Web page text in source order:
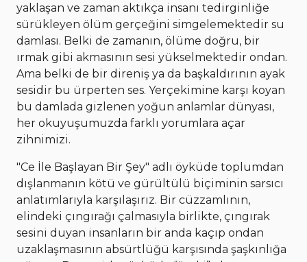
yaklaşan ve zaman aktıkça insanı tedirginliğe
sürükleyen ölüm gerçeğini simgelemektedir su
damlası. Belki de zamanın, ölüme doğru, bir
ırmak gibi akmasının sesi yükselmektedir ondan.
Ama belki de bir direniş ya da başkaldırının ayak
sesidir bu ürperten ses. Yerçekimine karşı koyan
bu damlada gizlenen yoğun anlamlar dünyası,
her okuyuşumuzda farklı yorumlara açar
zihnimizi.
"Ce İle Başlayan Bir Şey" adlı öyküde toplumdan
dışlanmanın kötü ve gürültülü biçiminin sarsıcı
anlatımlarıyla karşılaşırız. Bir cüzzamlının,
elindeki çıngırağı çalmasıyla birlikte, çıngırak
sesini duyan insanların bir anda kaçıp ondan
uzaklaşmasının absürtlüğü karşısında şaşkınlığa